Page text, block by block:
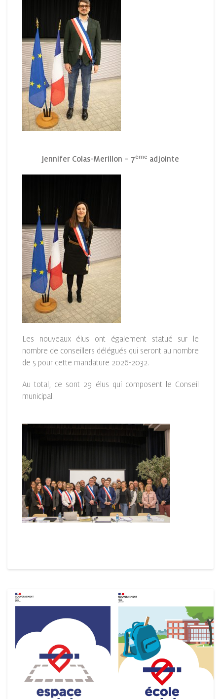
Jennifer Colas-Merillon – 7ème adjointe
Les nouveaux élus ont également statué sur le
nombre de conseillers délégués qui seront au nombre
de 5 pour cette mandature 2026-2032.
Au total, ce sont 29 élus qui composent le Conseil
municipal.